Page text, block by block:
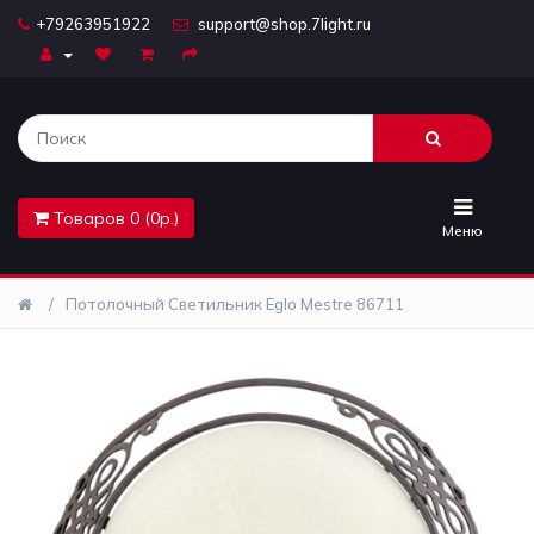
+79263951922 support@shop.7light.ru
Товаров 0 (0р.)
Меню
Комплектующие
Лайтбоксы
Предметы
интерьера
Потолочный Светильник Eglo Mestre 86711